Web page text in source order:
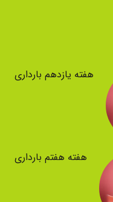
هفته یازدهم بارداری
هفته هفتم بارداری